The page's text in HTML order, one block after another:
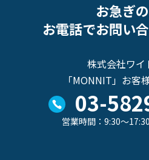
お急ぎ
お電話でお問い
株式会社ワイ
「MONNIT」お客
03-
営業時間：9:30～